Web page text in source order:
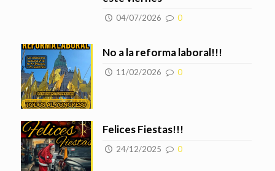
04/07/2026 0
No a la reforma laboral!!!
11/02/2026 0
Felices Fiestas!!!
24/12/2025 0